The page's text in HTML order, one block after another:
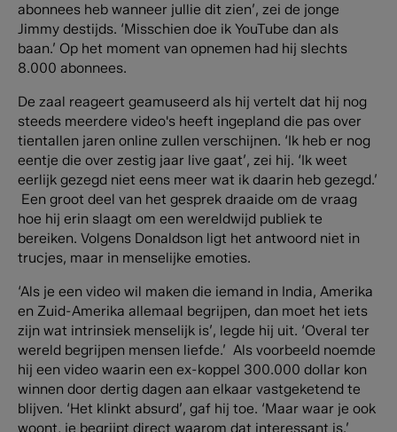
abonnees heb wanneer jullie dit zien’, zei de jonge
Jimmy destijds. ‘Misschien doe ik YouTube dan als
baan.’ Op het moment van opnemen had hij slechts
8.000 abonnees.
De zaal reageert geamuseerd als hij vertelt dat hij nog
steeds meerdere video's heeft ingepland die pas over
tientallen jaren online zullen verschijnen. ‘Ik heb er nog
eentje die over zestig jaar live gaat’, zei hij. ‘Ik weet
eerlijk gezegd niet eens meer wat ik daarin heb gezegd.’
Een groot deel van het gesprek draaide om de vraag
hoe hij erin slaagt om een wereldwijd publiek te
bereiken. Volgens Donaldson ligt het antwoord niet in
trucjes, maar in menselijke emoties.
‘Als je een video wil maken die iemand in India, Amerika
en Zuid-Amerika allemaal begrijpen, dan moet het iets
zijn wat intrinsiek menselijk is’, legde hij uit. ‘Overal ter
wereld begrijpen mensen liefde.’ Als voorbeeld noemde
hij een video waarin een ex-koppel 300.000 dollar kon
winnen door dertig dagen aan elkaar vastgeketend te
blijven. ‘Het klinkt absurd’, gaf hij toe. ‘Maar waar je ook
woont, je begrijpt direct waarom dat interessant is.’